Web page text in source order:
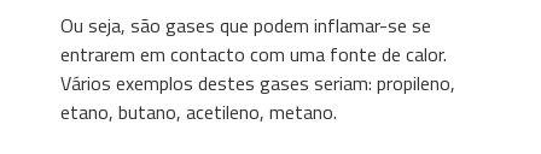
Ou seja, são gases que podem inflamar-se se
entrarem em contacto com uma fonte de calor.
Vários exemplos destes gases seriam: propileno,
etano, butano, acetileno, metano.